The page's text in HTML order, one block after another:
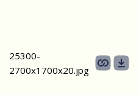
25300-
2700х1700x20.jpg